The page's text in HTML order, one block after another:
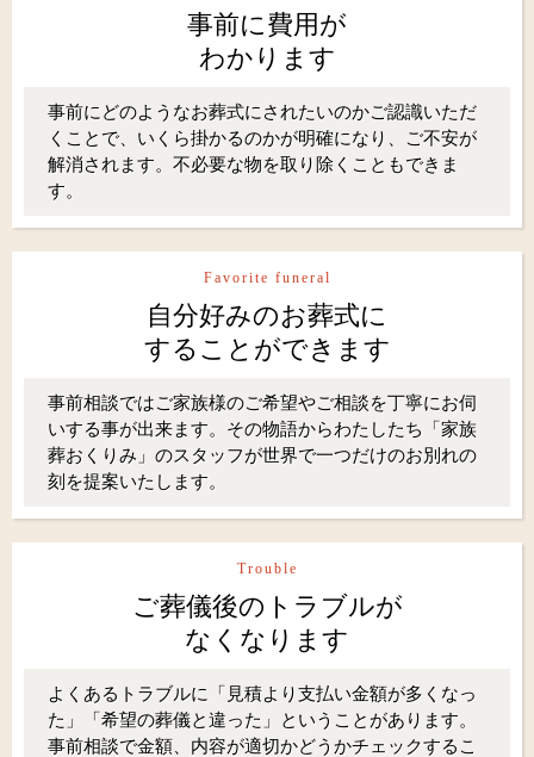
事前に費用が
わかります
事前にどのようなお葬式にされたいのかご認識いただ
くことで、いくら掛かるのかが明確になり、ご不安が
解消されます。不必要な物を取り除くこともできま
す。
Favorite funeral
自分好みのお葬式に
することができます
事前相談ではご家族様のご希望やご相談を丁寧にお伺
いする事が出来ます。その物語からわたしたち「家族
葬おくりみ」のスタッフが世界で一つだけのお別れの
刻を提案いたします。
Trouble
ご葬儀後のトラブルが
なくなります
よくあるトラブルに「見積より支払い金額が多くなっ
た」「希望の葬儀と違った」ということがあります。
事前相談で金額、内容が適切かどうかチェックするこ